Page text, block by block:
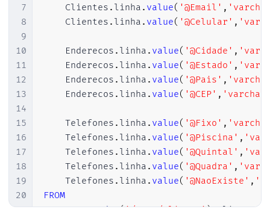
7
8
9
10
11
12
13
14
15
16
17
18
19
20
21
    Clientes
. linha . value( '@Email' ,
    Clientes
. linha . value( '@Celular' ,
    Enderecos
. linha . value( '@Cidade' ,
    Enderecos
. linha . value( '@Estado' ,
    Enderecos
. linha . value( '@Pais' ,
    Enderecos
. linha . value( '@CEP' ,
    Telefones
. linha . value( '@Fixo' ,
    Telefones
. linha . value( '@Piscina' ,
    Telefones
. linha . value( '@Quintal' ,
    Telefones
. linha . value( '@Quadra' ,
    Telefones
. linha . value( '@NaoExiste' ,
FROM
@XML.nodes('/Root/Cliente') Clientes